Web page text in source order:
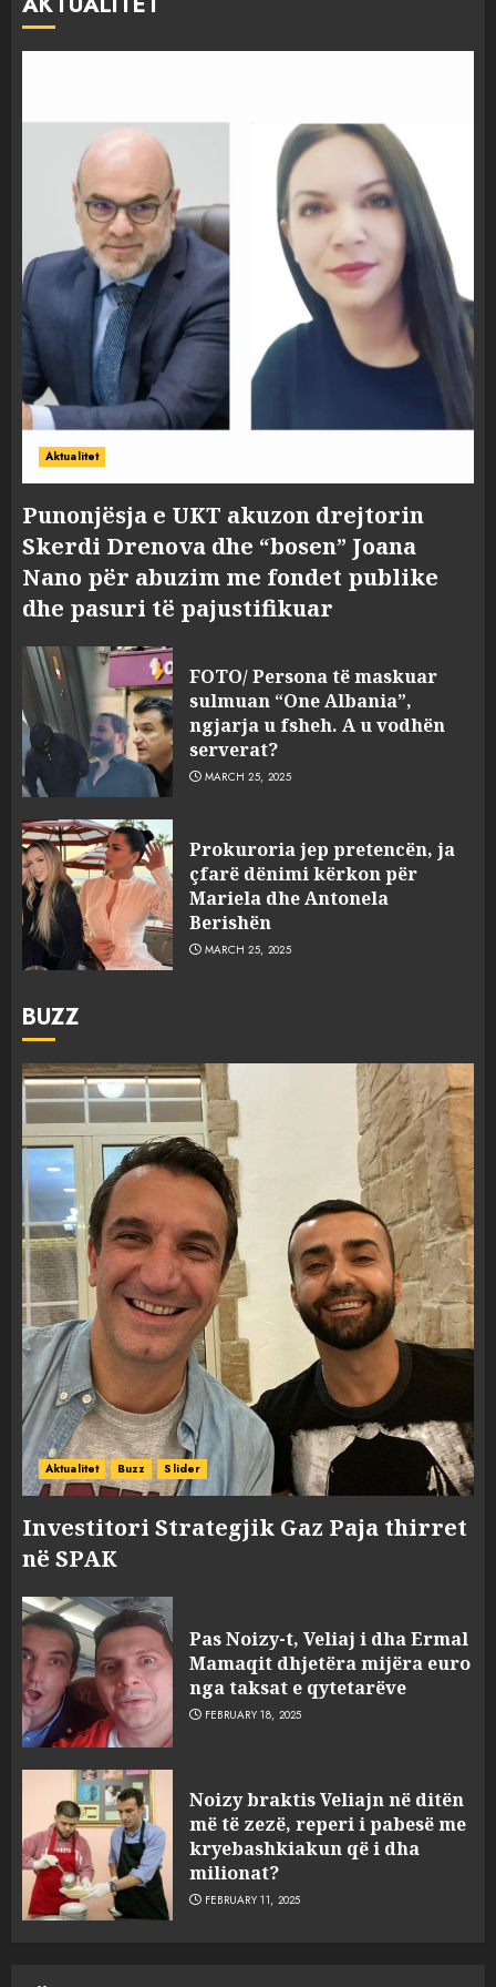
Aktualitet
Punonjësja e UKT akuzon drejtorin
Skerdi Drenova dhe “bosen” Joana
Nano për abuzim me fondet publike
dhe pasuri të pajustifikuar
FOTO/ Persona të maskuar
sulmuan “One Albania”,
ngjarja u fsheh. A u vodhën
serverat?
MARCH 25, 2025
Prokuroria jep pretencën, ja
çfarë dënimi kërkon për
Mariela dhe Antonela
Berishën
MARCH 25, 2025
BUZZ
Aktualitet Buzz Slider
Investitori Strategjik Gaz Paja thirret
në SPAK
Pas Noizy-t, Veliaj i dha Ermal
Mamaqit dhjetëra mijëra euro
nga taksat e qytetarëve
FEBRUARY 18, 2025
Noizy braktis Veliajn në ditën
më të zezë, reperi i pabesë me
kryebashkiakun që i dha
milionat?
FEBRUARY 11, 2025
3
sulmuan “One Albania”,
ngjarja u fsheh. A u vodhën
serverat?
MARCH 25, 2025